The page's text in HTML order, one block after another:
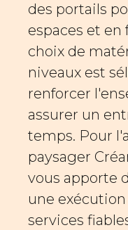
des portails
espaces et en
choix de
niveaux est
renforcer
assurer un
temps. Pour
paysager
vous apporte
une
services